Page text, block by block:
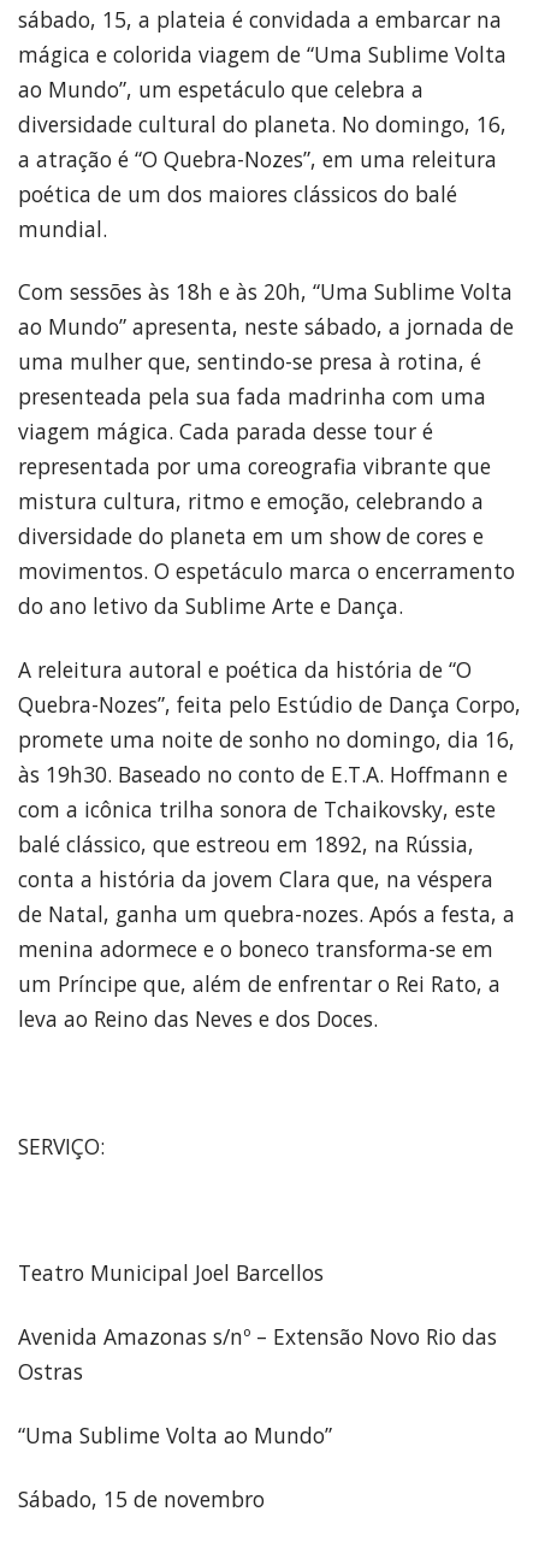
sábado, 15, a plateia é convidada a embarcar na
mágica e colorida viagem de “Uma Sublime Volta
ao Mundo”, um espetáculo que celebra a
diversidade cultural do planeta. No domingo, 16,
a atração é “O Quebra-Nozes”, em uma releitura
poética de um dos maiores clássicos do balé
mundial.
Com sessões às 18h e às 20h, “Uma Sublime Volta
ao Mundo” apresenta, neste sábado, a jornada de
uma mulher que, sentindo-se presa à rotina, é
presenteada pela sua fada madrinha com uma
viagem mágica. Cada parada desse tour é
representada por uma coreografia vibrante que
mistura cultura, ritmo e emoção, celebrando a
diversidade do planeta em um show de cores e
movimentos. O espetáculo marca o encerramento
do ano letivo da Sublime Arte e Dança.
A releitura autoral e poética da história de “O
Quebra-Nozes”, feita pelo Estúdio de Dança Corpo,
promete uma noite de sonho no domingo, dia 16,
às 19h30. Baseado no conto de E.T.A. Hoffmann e
com a icônica trilha sonora de Tchaikovsky, este
balé clássico, que estreou em 1892, na Rússia,
conta a história da jovem Clara que, na véspera
de Natal, ganha um quebra-nozes. Após a festa, a
menina adormece e o boneco transforma-se em
um Príncipe que, além de enfrentar o Rei Rato, a
leva ao Reino das Neves e dos Doces.
SERVIÇO:
Teatro Municipal Joel Barcellos
Avenida Amazonas s/nº – Extensão Novo Rio das
Ostras
“Uma Sublime Volta ao Mundo”
Sábado, 15 de novembro